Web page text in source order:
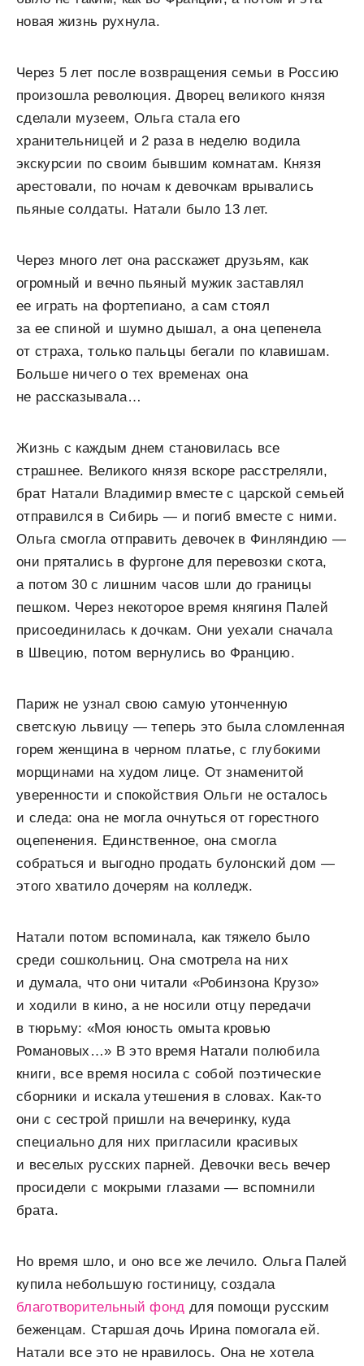
новая жизнь рухнула.
Через 5 лет после возвращения семьи в Россию
произошла революция. Дворец великого князя
сделали музеем, Ольга стала его
хранительницей и 2 раза в неделю водила
экскурсии по своим бывшим комнатам. Князя
арестовали, по ночам к девочкам врывались
пьяные солдаты. Натали было 13 лет.
Через много лет она расскажет друзьям, как
огромный и вечно пьяный мужик заставлял
ее играть на фортепиано, а сам стоял
за ее спиной и шумно дышал, а она цепенела
от страха, только пальцы бегали по клавишам.
Больше ничего о тех временах она
не рассказывала…
Жизнь с каждым днем становилась все
страшнее. Великого князя вскоре расстреляли,
брат Натали Владимир вместе с царской семьей
отправился в Сибирь — и погиб вместе с ними.
Ольга смогла отправить девочек в Финляндию —
они прятались в фургоне для перевозки скота,
а потом 30 с лишним часов шли до границы
пешком. Через некоторое время княгиня Палей
присоединилась к дочкам. Они уехали сначала
в Швецию, потом вернулись во Францию.
Париж не узнал свою самую утонченную
светскую львицу — теперь это была сломленная
горем женщина в черном платье, с глубокими
морщинами на худом лице. От знаменитой
уверенности и спокойствия Ольги не осталось
и следа: она не могла очнуться от горестного
оцепенения. Единственное, она смогла
собраться и выгодно продать булонский дом —
этого хватило дочерям на колледж.
Натали потом вспоминала, как тяжело было
среди сошкольниц. Она смотрела на них
и думала, что они читали «Робинзона Крузо»
и ходили в кино, а не носили отцу передачи
в тюрьму: «Моя юность омыта кровью
Романовых…» В это время Натали полюбила
книги, все время носила с собой поэтические
сборники и искала утешения в словах. Как-то
они с сестрой пришли на вечеринку, куда
специально для них пригласили красивых
и веселых русских парней. Девочки весь вечер
просидели с мокрыми глазами — вспомнили
брата.
Но время шло, и оно все же лечило. Ольга Палей
купила небольшую гостиницу, создала
благотворительный фонд для помощи русским
беженцам. Старшая дочь Ирина помогала ей.
Натали все это не нравилось. Она не хотела